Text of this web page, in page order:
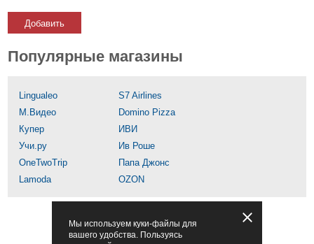
Добавить
Популярные магазины
Lingualeo
S7 Airlines
М.Видео
Domino Pizza
Купер
ИВИ
Учи.ру
Ив Роше
OneTwoTrip
Папа Джонс
Lamoda
OZON
Мы используем куки-файлы для
вашего удобства. Пользуясь